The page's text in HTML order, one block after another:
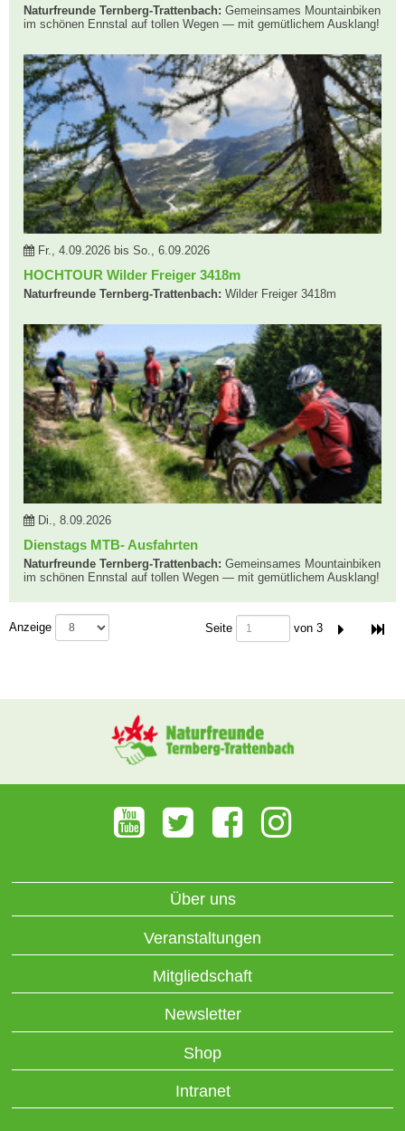
Naturfreunde Ternberg-Trattenbach: Gemeinsames Mountainbiken
im schönen Ennstal auf tollen Wegen — mit gemütlichem Ausklang!
Fr., 4.09.2026 bis So., 6.09.2026
HOCHTOUR Wilder Freiger 3418m
Naturfreunde Ternberg-Trattenbach: Wilder Freiger 3418m
Di., 8.09.2026
Dienstags MTB- Ausfahrten
Naturfreunde Ternberg-Trattenbach: Gemeinsames Mountainbiken
im schönen Ennstal auf tollen Wegen — mit gemütlichem Ausklang!
Anzeige
Seitennummer
Seite von 3
Über uns
Veranstaltungen
Mitgliedschaft
Newsletter
Shop
Intranet